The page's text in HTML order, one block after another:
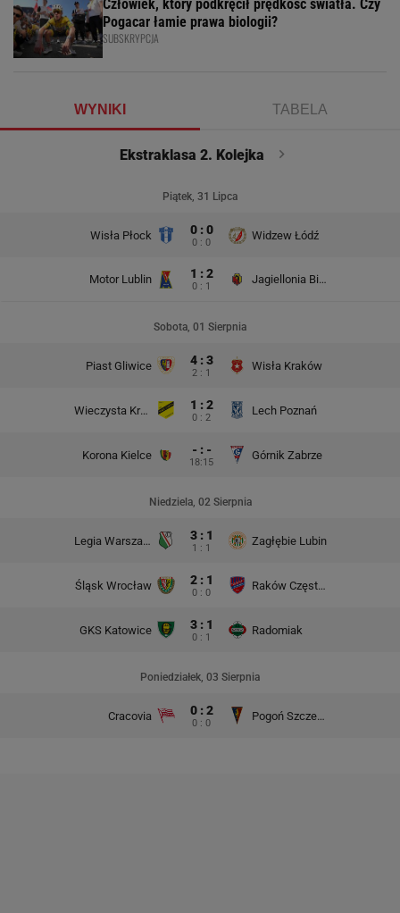
Człowiek, który podkręcił prędkość światła. Czy
Pogacar łamie prawa biologii?
SUBSKRYPCJA
WYNIKI TABELA
Ekstraklasa 2. Kolejka
Piątek, 31 Lipca
Wisła Płock 0 : 0
0 : 0
Widzew Łódź
Motor Lublin 1 : 2
0 : 1
Jagiellonia Białystok
Sobota, 01 Sierpnia
Piast Gliwice 4 : 3
2 : 1
Wisła Kraków
Wieczysta Kraków 1 : 2
0 : 2
Lech Poznań
Korona Kielce - : -
18:15
Górnik Zabrze
Niedziela, 02 Sierpnia
Legia Warszawa 3 : 1
1 : 1
Zagłębie Lubin
Śląsk Wrocław 2 : 1
0 : 0
Raków Częstochowa
GKS Katowice 3 : 1
0 : 1
Radomiak
Poniedziałek, 03 Sierpnia
Cracovia 0 : 2
0 : 0
Pogoń Szczecin